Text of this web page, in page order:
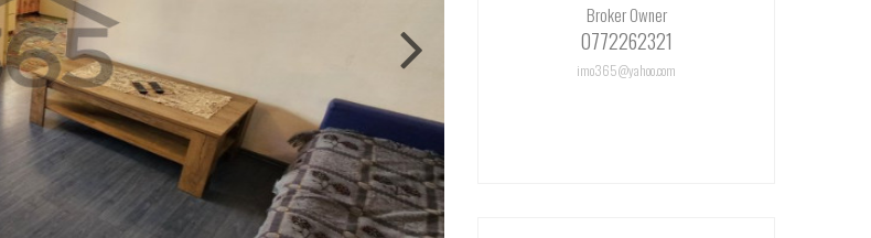
Broker Owner
0772262321
imo365@yahoo.com